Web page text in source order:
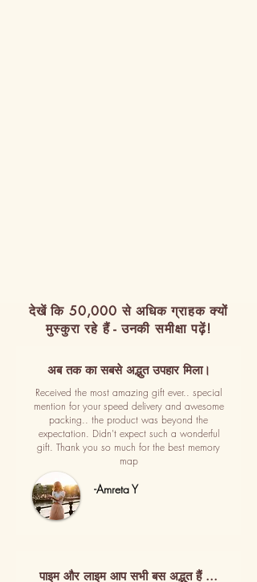
देखें कि 50,000 से अधिक ग्राहक क्यों
मुस्कुरा रहे हैं - उनकी समीक्षा पढ़ें!
अब तक का सबसे अद्भुत उपहार मिला।
Received the most amazing gift ever.. special
mention for your speed delivery and awesome
packing.. the product was beyond the
expectation. Didn't expect such a wonderful
gift. Thank you so much for the best memory
map
-Amreta Y
पाइम और लाइम आप सभी बस अद्भुत हैं ...